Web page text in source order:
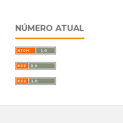
NÚMERO ATUAL